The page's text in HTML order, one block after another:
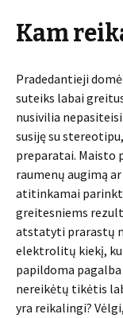
Kam
Pradedantieji
suteiks labai
nusivilia
susiję su
preparatai. Maisto
raumenų augimą
atitinkamai
greitesniems
atstatyti prarastų
elektrolitų kiekį,
papildoma
nereikėtų tikėtis
yra reikalingi?